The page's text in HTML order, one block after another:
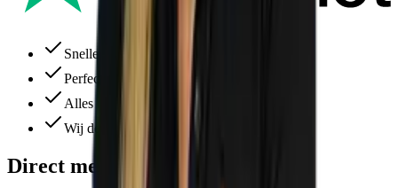
Snelle levering
Perfecte service
Alles ruim op voorraad
Wij denken altijd met je mee
Direct meebestellen